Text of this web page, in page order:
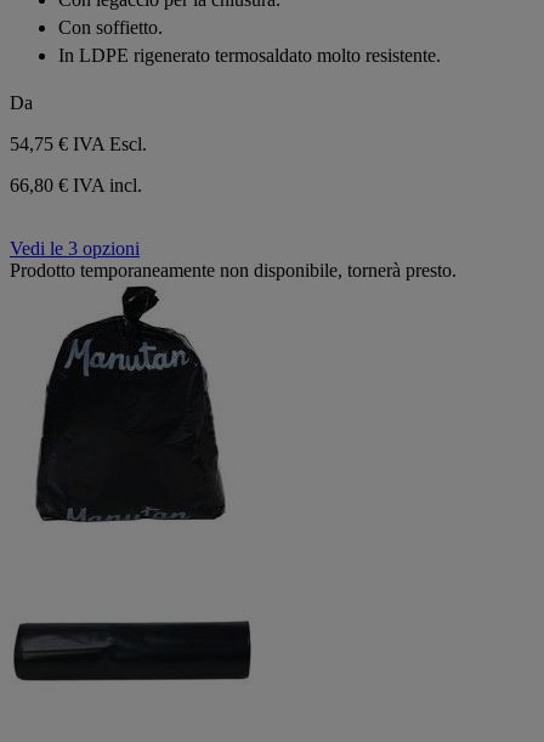
Con soffietto.
In LDPE rigenerato termosaldato molto resistente.
Da
54,75 € IVA Escl.
66,80 € IVA incl.
Vedi le 3 opzioni
Prodotto temporaneamente non disponibile, tornerà presto.